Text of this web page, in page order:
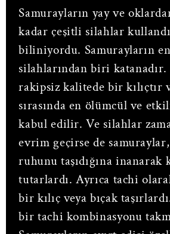
Samurayların yay ve
kadar çeşitli silahlar
biliniyordu. Samurayların
silahlarından biri
rakipsiz kalitede bir kılıçtır
sırasında en ölümcül ve
kabul edilir. Ve silahlar
evrim geçirse de samuraylar,
ruhunu taşıdığına inanarak
tutarlardı. Ayrıca tachi
bir kılıç veya bıçak
bir tachi kombinasyonu